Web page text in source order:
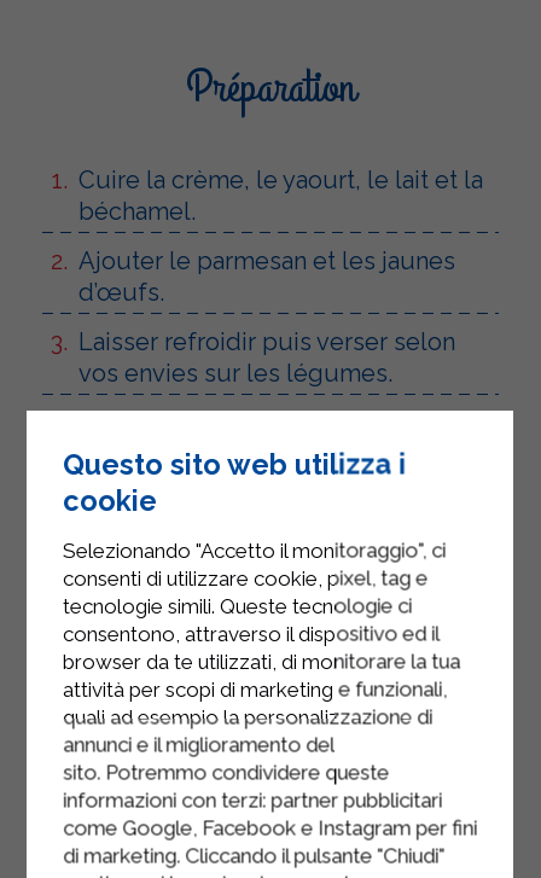
Préparation
Cuire la crème, le yaourt, le lait et la
béchamel.
Ajouter le parmesan et les jaunes
d’œufs.
Laisser refroidir puis verser selon
vos envies sur les légumes.
Questo sito web utilizza i
cookie
Selezionando "Accetto il monitoraggio", ci
consenti di utilizzare cookie, pixel, tag e
tecnologie simili. Queste tecnologie ci
consentono, attraverso il dispositivo ed il
browser da te utilizzati, di monitorare la tua
attività per scopi di marketing e funzionali,
quali ad esempio la personalizzazione di
annunci e il miglioramento del
sito. Potremmo condividere queste
informazioni con terzi: partner pubblicitari
come Google, Facebook e Instagram per fini
di marketing. Cliccando il pulsante "Chiudi"